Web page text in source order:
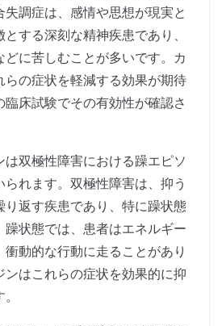
調症は、感情や思想が現実と
する深刻な精神疾患であり、
に苦しむことが多いです。カ
らの症状を軽減する効果が期待
臨床試験でその有効性が確認さ
は双極性障害における躁エピソ
れます。双極性障害は、抑う
り返す疾患であり、特に躁状態
状態では、患者はエネルギー
動的な行動に走ることがあり
ンはこれらの症状を効果的に抑